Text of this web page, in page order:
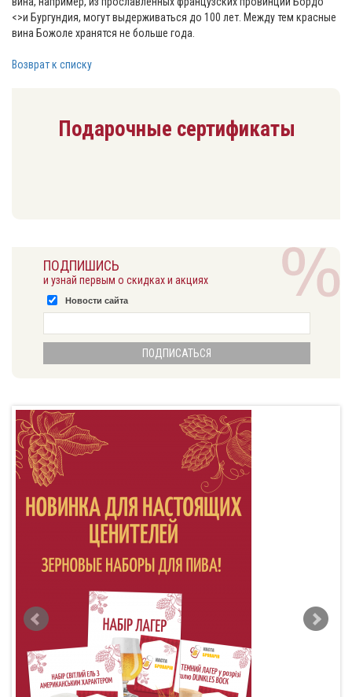
<>и Бургундия, могут выдерживаться до 100 лет. Между тем красные
вина Божоле хранятся не больше года.
Возврат к списку
Подарочные сертификаты
ПОДПИШИСЬ
и узнай первым о скидках и акциях
Новости сайта